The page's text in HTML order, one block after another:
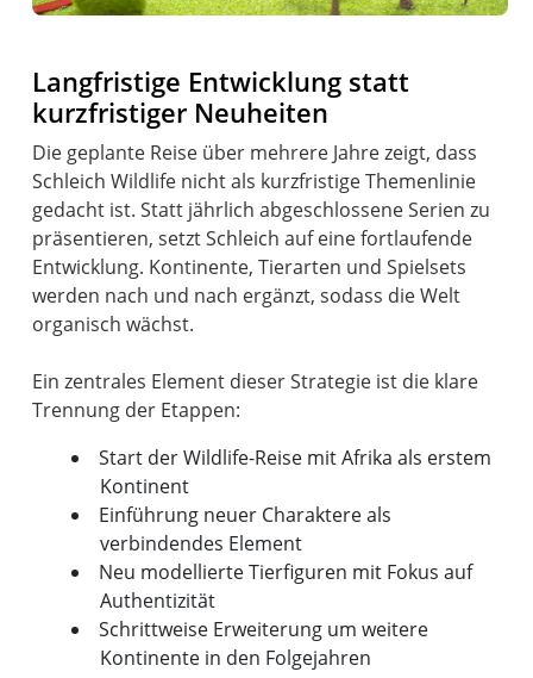
Langfristige Entwicklung statt
kurzfristiger Neuheiten
Die geplante Reise über mehrere Jahre zeigt, dass
Schleich Wildlife nicht als kurzfristige Themenlinie
gedacht ist. Statt jährlich abgeschlossene Serien zu
präsentieren, setzt Schleich auf eine fortlaufende
Entwicklung. Kontinente, Tierarten und Spielsets
werden nach und nach ergänzt, sodass die Welt
organisch wächst.
Ein zentrales Element dieser Strategie ist die klare
Start der Wildlife-Reise mit Afrika als erstem
Kontinent
Einführung neuer Charaktere als
verbindendes Element
Neu modellierte Tierfiguren mit Fokus auf
Authentizität
Schrittweise Erweiterung um weitere
Kontinente in den Folgejahren